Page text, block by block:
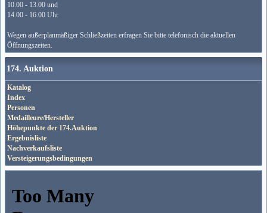
10.00 - 13.00 und
14.00 - 16.00 Uhr
Wegen außerplanmäßiger Schließzeiten erfragen Sie bitte telefonisch die aktuellen
Öffnungszeiten.
174. Auktion
Katalog
Index
Personen
Medailleure/Hersteller
Höhepunkte der 174.Auktion
Ergebnisliste
Nachverkaufsliste
Versteigerungsbedingungen